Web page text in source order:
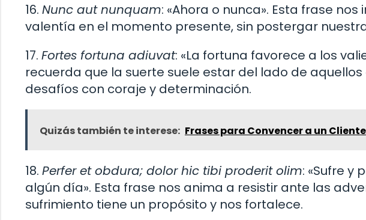
16. Nunc aut nunquam: «Ahora o nunca». Esta frase
valentía en el momento presente, sin postergar
17. Fortes fortuna adiuvat: «La fortuna favorece a los
recuerda que la suerte suele estar del lado de
desafíos con coraje y determinación.
Quizás también te interese: Frases para Convencer a un Cliente
18. Perfer et obdura; dolor hic tibi proderit olim: «Sufre y
algún día». Esta frase nos anima a resistir ante las
sufrimiento tiene un propósito y nos fortalece.